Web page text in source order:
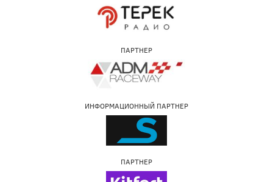
ПАРТНЕР
ИНФОРМАЦИОННЫЙ ПАРТНЕР
ПАРТНЕР